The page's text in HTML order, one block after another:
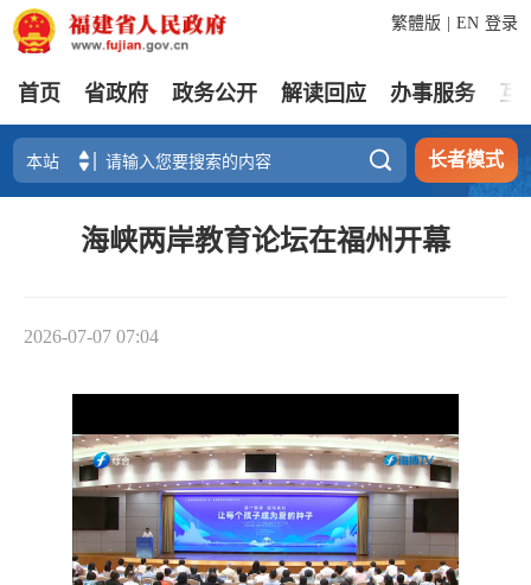
登录
繁體版 EN
首页 省政府 政务公开 解读回应 办事服务 互
 长者模式
海峡两岸教育论坛在福州开幕
2026-07-07 07:04